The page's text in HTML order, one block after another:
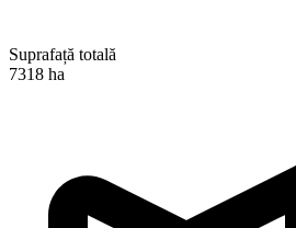
Suprafață totală
7318 ha